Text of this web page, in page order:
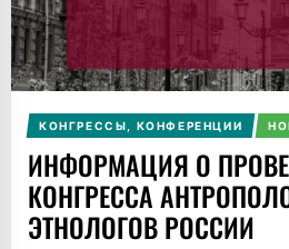
КОНГРЕССЫ, КОНФЕРЕНЦИИ
ИНФОРМАЦИЯ О
КОНГРЕССА
ЭТНОЛОГОВ РОССИИ